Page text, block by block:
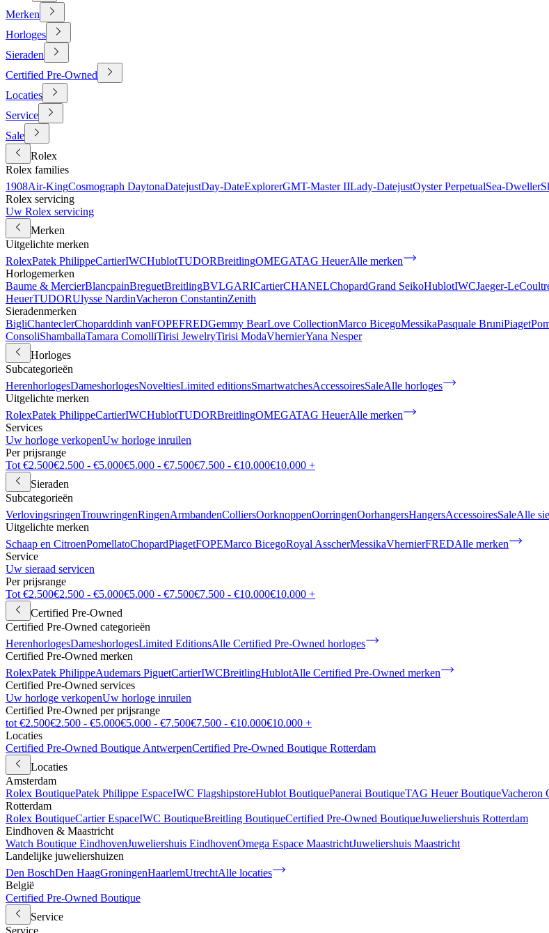
Merken
Horloges
Sieraden
Certified Pre-Owned
Locaties
Service
Sale
Rolex
Rolex families
1908Air-KingCosmograph DaytonaDatejustDay-DateExplorerGMT-Master IILady-DatejustOyster PerpetualSea-Dweller
Rolex servicing
Uw Rolex servicing
Merken
Uitgelichte merken
RolexPatek PhilippeCartierIWCHublotTUDORBreitlingOMEGATAG HeuerAlle merken
Horlogemerken
Baume & MercierBlancpainBreguetBreitlingBVLGARICartierCHANELChopardGrand SeikoHublotIWCJaeger-
HeuerTUDORUlysse NardinVacheron ConstantinZenith
Sieradenmerken
BigliChanteclerChoparddinh vanFOPEFREDGemmy BearLove CollectionMarco BicegoMessikaPasquale BruniPiaget
ConsoliShamballaTamara ComolliTirisi JewelryTirisi ModaVhernierYana Nesper
Horloges
Subcategorieën
HerenhorlogesDameshorlogesNoveltiesLimited editionsSmartwatchesAccessoiresSaleAlle horloges
Uitgelichte merken
RolexPatek PhilippeCartierIWCHublotTUDORBreitlingOMEGATAG HeuerAlle merken
Services
Uw horloge verkopenUw horloge inruilen
Per prijsrange
Tot €2.500€2.500 - €5.000€5.000 - €7.500€7.500 - €10.000€10.000 +
Sieraden
Subcategorieën
VerlovingsringenTrouwringenRingenArmbandenColliersOorknoppenOorringenOorhangersHangersAccessoiresSaleAlle
Uitgelichte merken
Schaap en CitroenPomellatoChopardPiagetFOPEMarco BicegoRoyal AsscherMessikaVhernierFREDAlle merken
Service
Uw sieraad servicen
Per prijsrange
Tot €2.500€2.500 - €5.000€5.000 - €7.500€7.500 - €10.000€10.000 +
Certified Pre-Owned
Certified Pre-Owned categorieën
HerenhorlogesDameshorlogesLimited EditionsAlle Certified Pre-Owned horloges
Certified Pre-Owned merken
RolexPatek PhilippeAudemars PiguetCartierIWCBreitlingHublotAlle Certified Pre-Owned merken
Certified Pre-Owned services
Uw horloge verkopenUw horloge inruilen
Certified Pre-Owned per prijsrange
tot €2.500€2.500 - €5.000€5.000 - €7.500€7.500 - €10.000€10.000 +
Locaties
Certified Pre-Owned Boutique AntwerpenCertified Pre-Owned Boutique Rotterdam
Locaties
Amsterdam
Rolex BoutiquePatek Philippe EspaceIWC FlagshipstoreHublot BoutiquePanerai BoutiqueTAG Heuer BoutiqueVacheron
Rotterdam
Rolex BoutiqueCartier EspaceIWC BoutiqueBreitling BoutiqueCertified Pre-Owned BoutiqueJuweliershuis Rotterdam
Eindhoven & Maastricht
Watch Boutique EindhovenJuweliershuis EindhovenOmega Espace MaastrichtJuweliershuis Maastricht
Landelijke juweliershuizen
Den BoschDen HaagGroningenHaarlemUtrechtAlle locaties
België
Certified Pre-Owned Boutique
Service
Service